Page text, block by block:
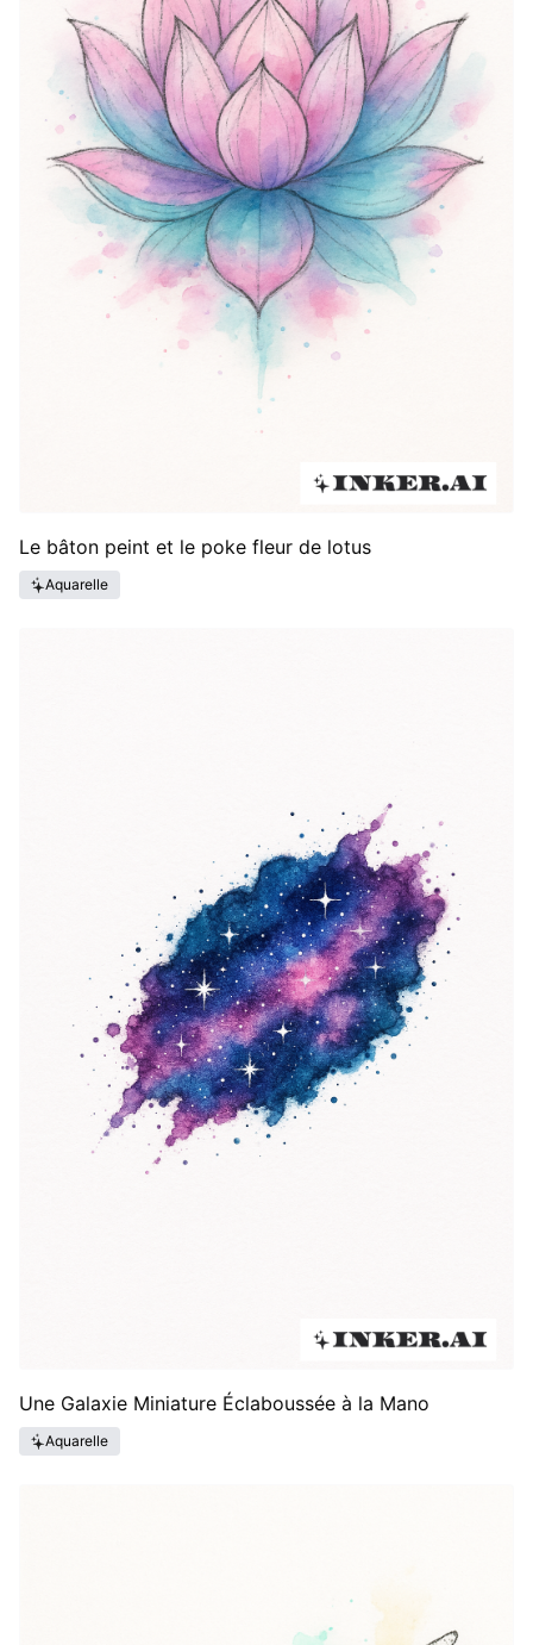
Le bâton peint et le poke fleur de lotus
Aquarelle
Une Galaxie Miniature Éclaboussée à la Mano
Aquarelle